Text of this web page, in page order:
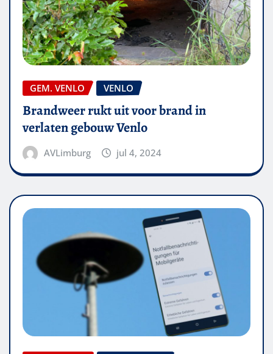
GEM. VENLO VENLO
Brandweer rukt uit voor brand in
verlaten gebouw Venlo
AVLimburg jul 4, 2024